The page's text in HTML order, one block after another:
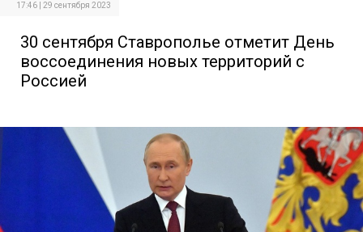
17:46 | 29 сентября 2023
30 сентября Ставрополье отметит День
воссоединения новых территорий с
Россией